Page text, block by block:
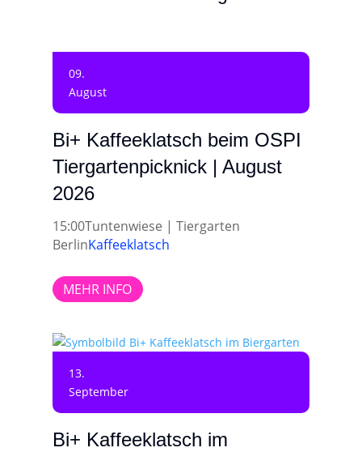
09.
August
Bi+ Kaffeeklatsch beim OSPI
Tiergartenpicknick | August
2026
15:00Tuntenwiese | Tiergarten
BerlinKaffeeklatsch
MEHR INFO
13.
September
Bi+ Kaffeeklatsch im